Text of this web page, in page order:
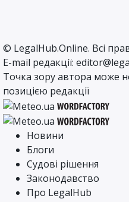
© LegalHub.Online. Всі
E-mail редакції:
Точка зору автора може
позицією редакції
Новини
Блоги
Судові рішення
Законодавство
Про LegalHub